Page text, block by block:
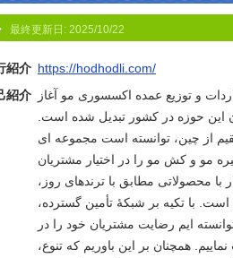
最終更新日: 2025/10/22
紹介 https://hodhodli.com/
紹介
و توزیع عمده اکسسوری مو آغاز
این حوزه در کشور تبدیل شده است.
از چین، توانسته است مجموعه ای
مو و کش مو را در اختیار مشتریان
با محصولاتی مطابق با ترندهای روز،
با تکیه بر شبکۀ تأمین گسترده،
ایم رضایت مشتریان خود را در
همچنان بر این باوریم که تنوع،